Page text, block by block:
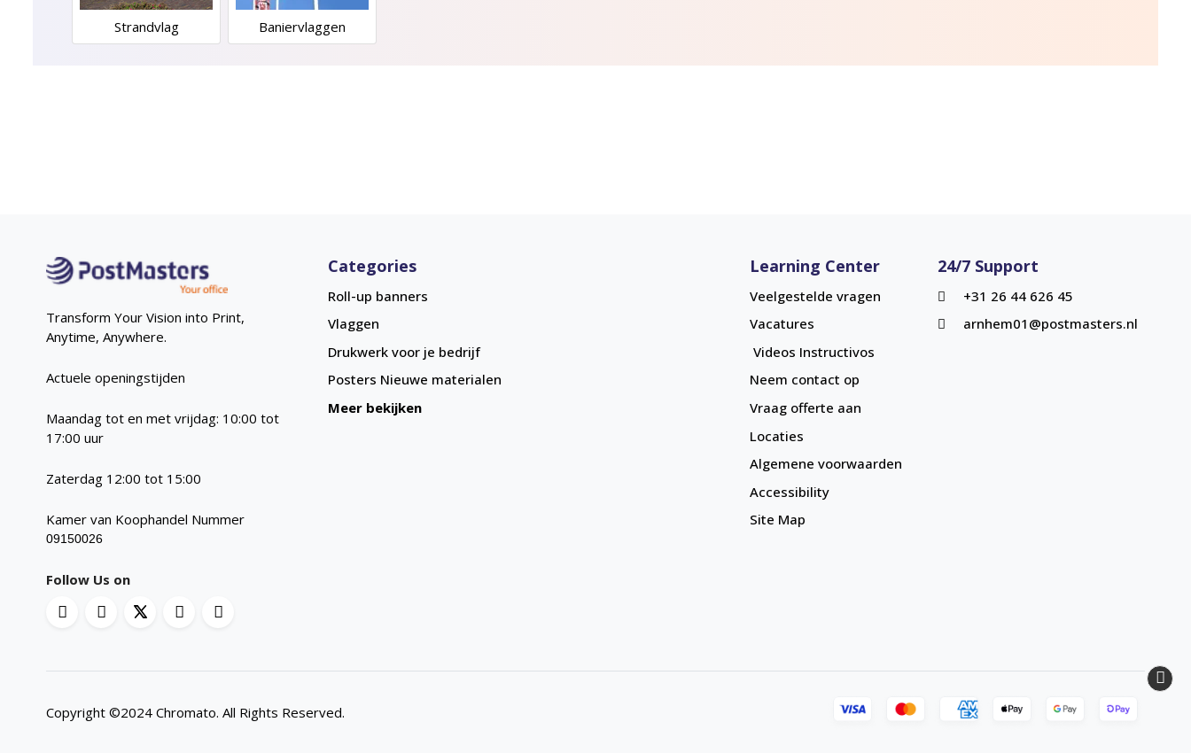
Strandvlag Baniervlaggen
Transform Your Vision into Print,
Anytime, Anywhere.
Actuele openingstijden
Maandag tot en met vrijdag: 10:00 tot
17:00 uur
Zaterdag 12:00 tot 15:00
Kamer van Koophandel Nummer
09150026
Follow Us on
Categories
Roll-up banners
Vlaggen
Drukwerk voor je bedrijf
Posters Nieuwe materialen
Meer bekijken
Learning Center
Veelgestelde vragen
Vacatures
Videos Instructivos
Neem contact op
Vraag offerte aan
Locaties
Algemene voorwaarden
Accessibility
Site Map
24/7 Support
+31 26 44 626 45
arnhem01@postmasters.nl
Copyright ©2024 Chromato. All Rights Reserved.